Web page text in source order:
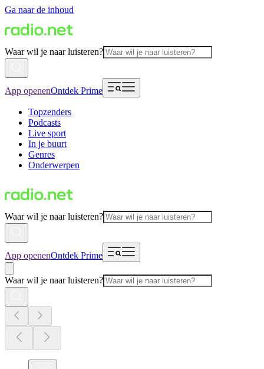
Ga naar de inhoud
Waar wil je naar luisteren?
App openenOntdek Prime
Topzenders
Podcasts
Live sport
In je buurt
Genres
Onderwerpen
Waar wil je naar luisteren?
App openenOntdek Prime
Waar wil je naar luisteren?